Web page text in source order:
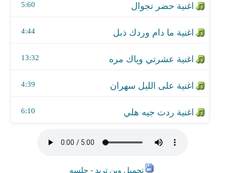
5:60
4:44
13:32
4:39
6:10
تحميل وين تريد - جلسه